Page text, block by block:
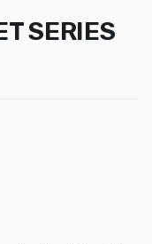
SERIES